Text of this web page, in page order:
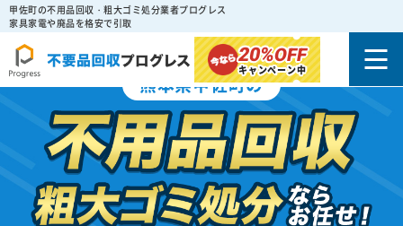
甲佐町の不用品回収・粗大ゴミ処分業者プログレス
家具家電や廃品を格安で引取
20%OFF
キャンペーン中
熊本県甲佐町の